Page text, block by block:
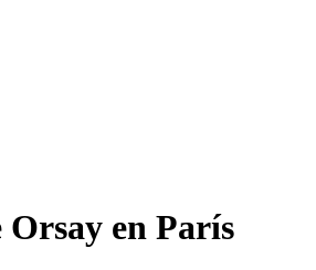
en París